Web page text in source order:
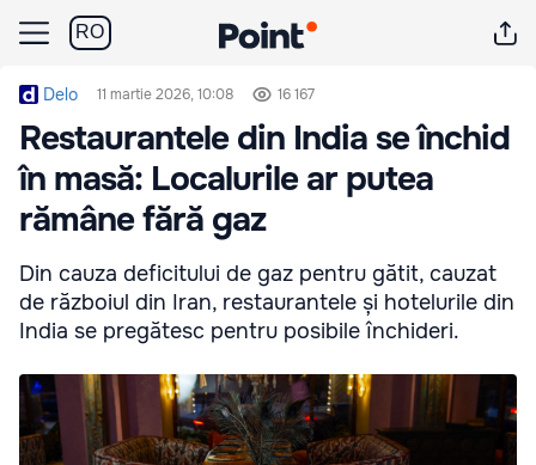
RO
Delo 11 martie 2026, 10:08 16 167
Restaurantele din India se închid
în masă: Localurile ar putea
rămâne fără gaz
Din cauza deficitului de gaz pentru gătit, cauzat
de războiul din Iran, restaurantele și hotelurile din
India se pregătesc pentru posibile închideri.